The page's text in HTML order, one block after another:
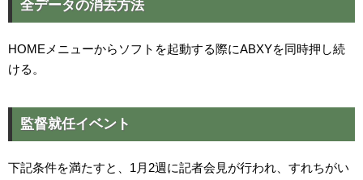
全データの消去方法
HOMEメニューからソフトを起動する際にABXYを同時押し続
ける。
監督就任イベント
下記条件を満たすと、1月2週に記者会見が行われ、すれちがい